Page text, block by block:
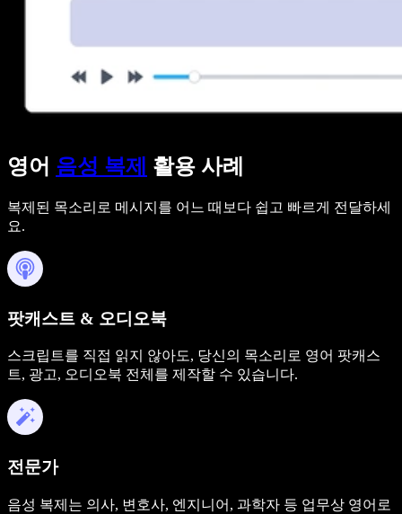
영어 음성 복제 활용 사례
복제된 목소리로 메시지를 어느 때보다 쉽고 빠르게 전달하세
요.
팟캐스트 & 오디오북
스크립트를 직접 읽지 않아도, 당신의 목소리로 영어 팟캐스
트, 광고, 오디오북 전체를 제작할 수 있습니다.
전문가
음성 복제는 의사, 변호사, 엔지니어, 과학자 등 업무상 영어로